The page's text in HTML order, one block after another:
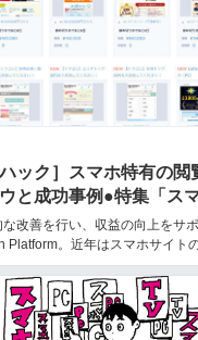
ハック］スマホ特有の
と成功事例●特集「ス
改善を行い、収益の向上をサ
Platform。近年はスマホサイト